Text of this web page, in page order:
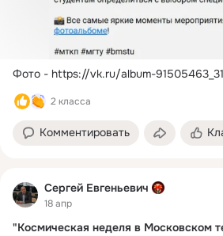
Фото - https://vk.ru/album-
2 класса
Комментировать
Сергей Евгеньевич
18 апр
"Космическая неделя в Московском